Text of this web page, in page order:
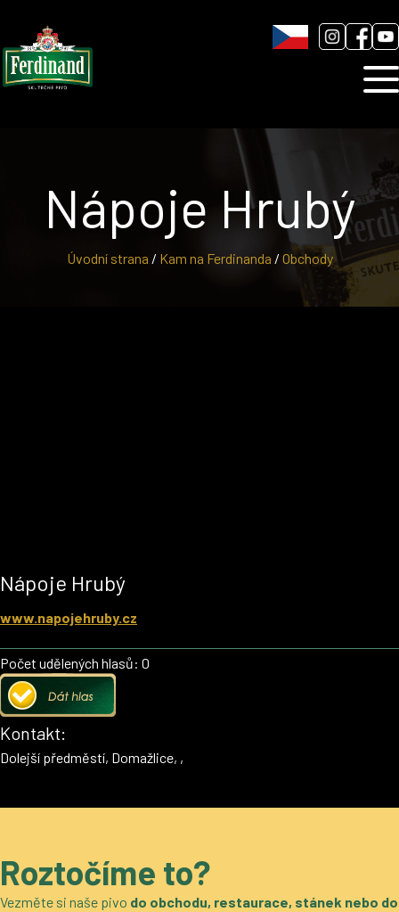
Blog
Úvodní strana / Kam na Ferdinanda / Obchody
Nápoje Hrubý
Nápoje Hrubý
www.napojehruby.cz
Počet udělených hlasů: 0
Kontakt:
Dolejší předměstí, Domažlice, ,
Roztočíme to?
Vezměte si naše pivo do obchodu, restaurace, stánek nebo do